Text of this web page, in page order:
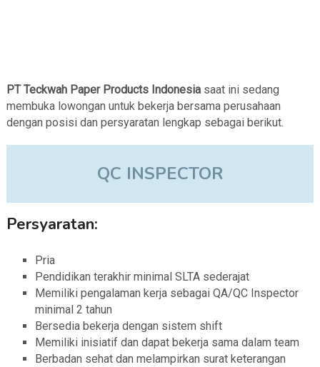
PT Teckwah Paper Products Indonesia saat ini sedang
membuka lowongan untuk bekerja bersama perusahaan
dengan posisi dan persyaratan lengkap sebagai berikut.
QC INSPECTOR
Persyaratan:
Pria
Pendidikan terakhir minimal SLTA sederajat
Memiliki pengalaman kerja sebagai QA/QC Inspector
minimal 2 tahun
Bersedia bekerja dengan sistem shift
Memiliki inisiatif dan dapat bekerja sama dalam team
Berbadan sehat dan melampirkan surat keterangan